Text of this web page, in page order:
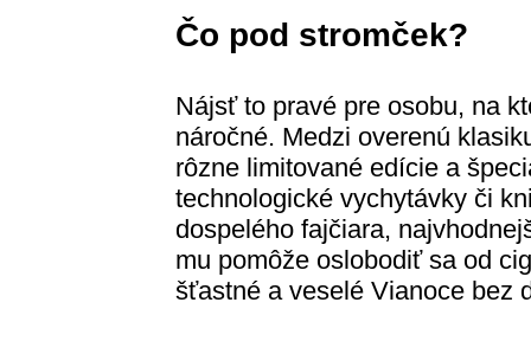
Čo pod stromček?
Nájsť to pravé pre osobu, na
náročné. Medzi overenú
rôzne limitované edície a
technologické vychytávky či
dospelého fajčiara,
mu pomôže oslobodiť sa od
šťastné a veselé Vianoce bez